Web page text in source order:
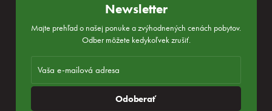
Newsletter
Majte prehľad o našej ponuke a zvýhodnených cenách pobytov.
Odber môžete kedykoľvek zrušiť.
Odoberať